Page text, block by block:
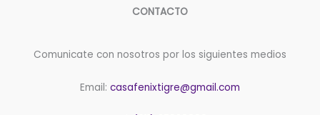
CONTACTO
Comunicate con nosotros por los siguientes medios
Email: casafenixtigre@gmail.com